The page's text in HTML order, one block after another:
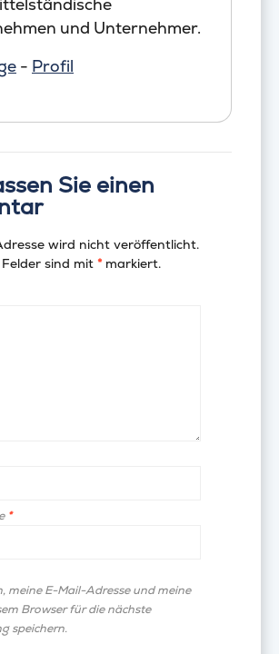
und Unternehmer.
- Profil
Sie einen
wird nicht veröffentlicht.
sind mit *markiert.
*
meine E-Mail-Adresse und meine
Browser für die nächste
speichern.